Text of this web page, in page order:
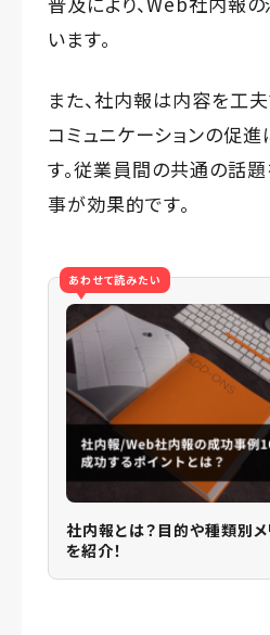
います。
また、社内報は内容を工夫
コミュニケーションの促
す。従業員間の共通の話
事が効果的です。
あわせて読みたい
社内報とは？目的や種類別メ
を紹介！